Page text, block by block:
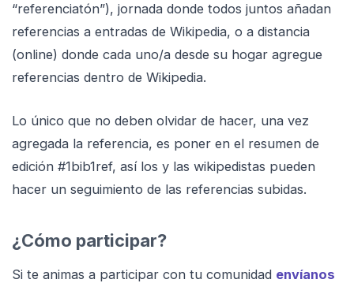
“referenciatón”), jornada donde todos juntos añadan
referencias a entradas de Wikipedia, o a distancia
(online) donde cada uno/a desde su hogar agregue
referencias dentro de Wikipedia.
Lo único que no deben olvidar de hacer, una vez
agregada la referencia, es poner en el resumen de
edición #1bib1ref, así los y las wikipedistas pueden
hacer un seguimiento de las referencias subidas.
¿Cómo participar?
Si te animas a participar con tu comunidad envíanos